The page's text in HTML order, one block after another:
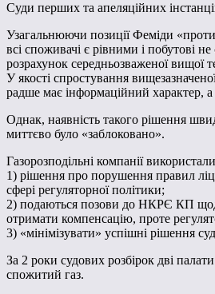
Суди перших та апеляційних
Узагальнюючи позиції Феміди
всі споживачі є рівними і побутові
розрахунок середньозваженої вищої
У якості спростування
радше має інформаційний характер,
Однак, наявність такого рішення
миттєво було «заблоковано».
Газорозподільні компанії
1) рішення про порушення правил
сфері регуляторної політики;
2) подаються позови до НКРЄ КП щодо
отримати компенсацію, проте
3) «мінімізувати» успішні рішення
За 2 роки судових розбірок дві
спожитий газ.